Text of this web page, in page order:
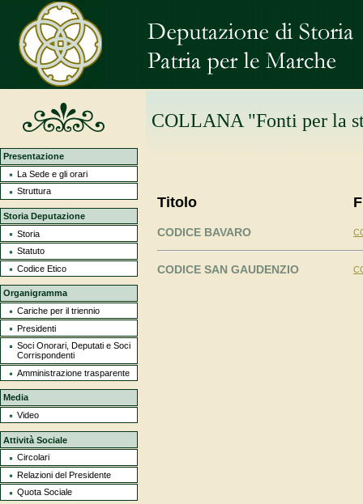
Presentazione
La Sede e gli orari
Struttura
Storia Deputazione
Storia
Statuto
Codice Etico
Organigramma
Cariche per il triennio
Presidenti
Soci Onorari, Deputati e Soci
Corrispondenti
Amministrazione trasparente
Media
Video
Attività Sociale
Circolari
Relazioni del Presidente
Quota Sociale
COLLANA "Fonti per la
Titolo
CODICE BAVARO
CODICE SAN GAUDENZIO